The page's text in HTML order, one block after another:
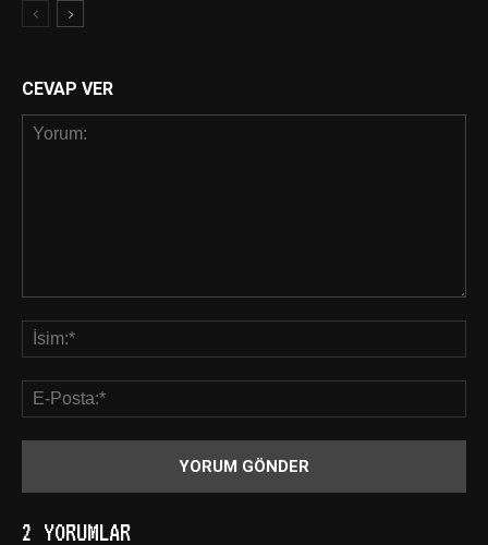
CEVAP VER
2 YORUMLAR